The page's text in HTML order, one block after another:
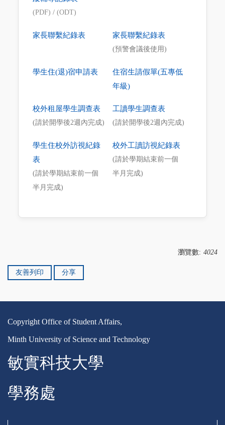
(PDF) / (ODT)
家長聯繫紀錄表 家長聯繫紀錄表
(預警會議後使用)
學生住(退)宿申請表
住宿生請假單(五專低
年級)
校外租屋學生調查表
(請於開學後2週內完成)
工讀學生調查表
(請於開學後2週內完成)
學生住校外訪視紀錄
表
(請於學期結束前一個
半月完成)
校外工讀訪視紀錄表
(請於學期結束前一個
半月完成)
瀏覽數: 4024
友善列印 分享
Copyright Office of Student Affairs,
Minth University of Science and Technology
敏實科技大學
學務處